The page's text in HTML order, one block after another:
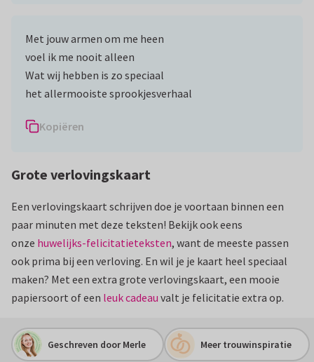
Met jouw armen om me heen
voel ik me nooit alleen
Wat wij hebben is zo speciaal
het allermooiste sprookjesverhaal
Kopiëren
Grote verlovingskaart
Een verlovingskaart schrijven doe je voortaan binnen een
paar minuten met deze teksten! Bekijk ook eens
onze huwelijks-felicitatieteksten, want de meeste passen
ook prima bij een verloving. En wil je je kaart heel speciaal
maken? Met een extra grote verlovingskaart, een mooie
papiersoort of een leuk cadeau valt je felicitatie extra op.
Geschreven door Merle Meer trouwinspiratie